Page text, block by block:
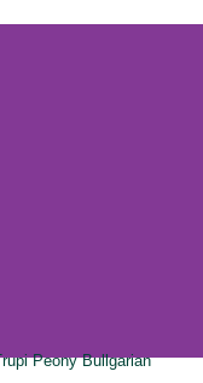
Peony Bullgarian